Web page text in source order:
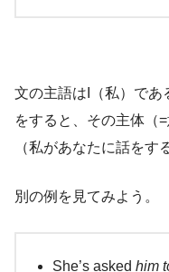
文の主語はI（私）であ
をすると、その主体（
（私があなたに話をす
別の例を見てみよう。
She’s asked him